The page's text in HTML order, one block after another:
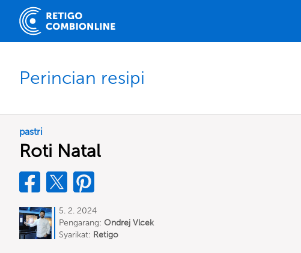
Perincian resipi
pastri
Roti Natal
5. 2. 2024
Pengarang: Ondrej Vlcek
Syarikat: Retigo